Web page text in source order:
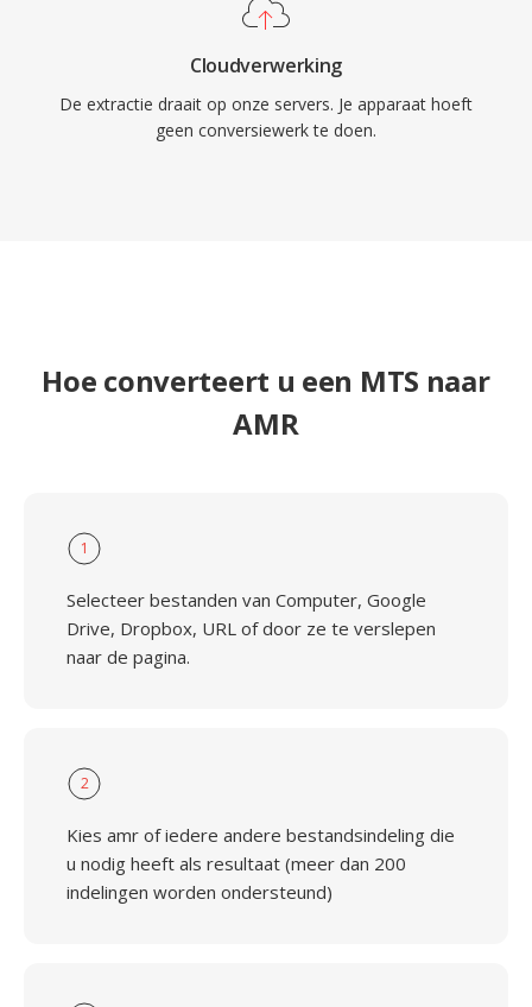
Cloudverwerking
De extractie draait op onze servers. Je apparaat hoeft
geen conversiewerk te doen.
Hoe converteert u een MTS naar
AMR
1
Selecteer bestanden van Computer, Google
Drive, Dropbox, URL of door ze te verslepen
naar de pagina.
2
Kies amr of iedere andere bestandsindeling die
u nodig heeft als resultaat (meer dan 200
indelingen worden ondersteund)